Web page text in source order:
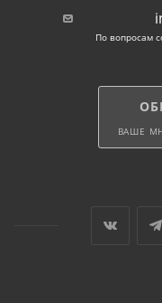
По вопросам
ВАШЕ